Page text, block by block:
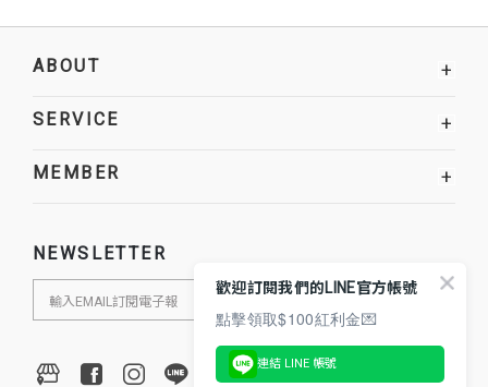
ABOUT +
SERVICE +
MEMBER +
NEWSLETTER
歡迎訂閱我們的LINE官方帳號
點擊領取$100紅利金💌
連結 LINE 帳號